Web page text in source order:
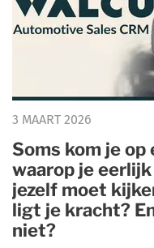
3 MAART 2026
Soms kom je op
waarop je
jezelf moet
ligt je kracht?
niet?